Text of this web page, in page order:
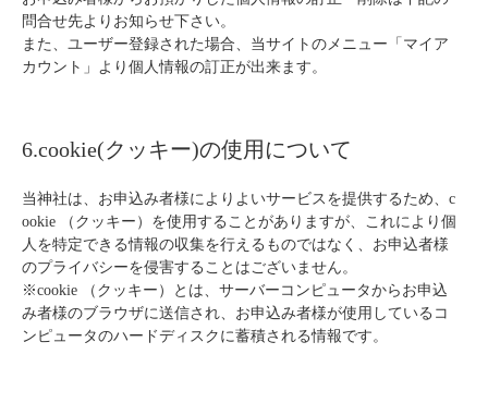
問合せ先よりお知らせ下さい。
また、ユーザー登録された場合、当サイトのメニュー「マイア
カウント」より個人情報の訂正が出来ます。
6.cookie(クッキー)の使用について
当神社は、お申込み者様によりよいサービスを提供するため、c
ookie （クッキー）を使用することがありますが、これにより個
人を特定できる情報の収集を行えるものではなく、お申込者様
のプライバシーを侵害することはございません。
※cookie （クッキー）とは、サーバーコンピュータからお申込
み者様のブラウザに送信され、お申込み者様が使用しているコ
ンピュータのハードディスクに蓄積される情報です。